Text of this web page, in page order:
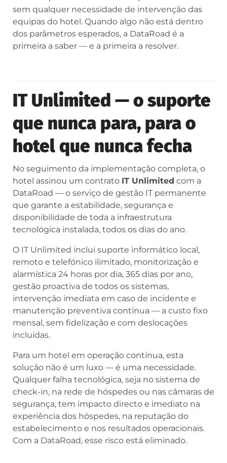
sem qualquer necessidade de intervenção das
equipas do hotel. Quando algo não está dentro
dos parâmetros esperados, a DataRoad é a
primeira a saber — e a primeira a resolver.
IT Unlimited — o suporte
que nunca para, para o
hotel que nunca fecha
No seguimento da implementação completa, o
hotel assinou um contrato IT Unlimited com a
DataRoad — o serviço de gestão IT permanente
que garante a estabilidade, segurança e
disponibilidade de toda a infraestrutura
tecnológica instalada, todos os dias do ano.
O IT Unlimited inclui suporte informático local,
remoto e telefónico ilimitado, monitorização e
alarmística 24 horas por dia, 365 dias por ano,
gestão proactiva de todos os sistemas,
intervenção imediata em caso de incidente e
manutenção preventiva contínua — a custo fixo
mensal, sem fidelização e com deslocações
incluídas.
Para um hotel em operação contínua, esta
solução não é um luxo — é uma necessidade.
Qualquer falha tecnológica, seja no sistema de
check-in, na rede de hóspedes ou nas câmaras de
segurança, tem impacto directo e imediato na
experiência dos hóspedes, na reputação do
estabelecimento e nos resultados operacionais.
Com a DataRoad, esse risco está eliminado.